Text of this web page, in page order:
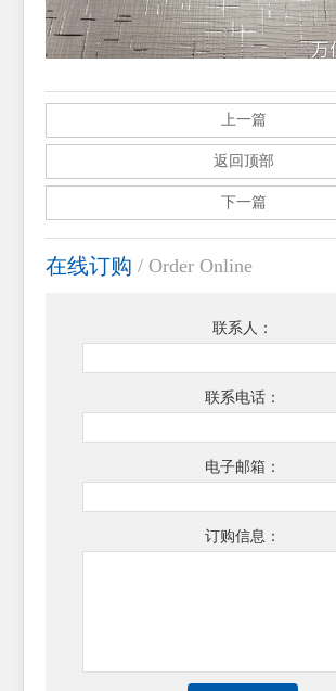
上一篇
返回顶部
下一篇
在线订购 / Order Online
联系人：
联系电话：
电子邮箱：
订购信息：